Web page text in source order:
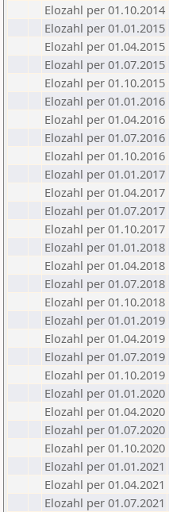
Elozahl per 01.10.2014
Elozahl per 01.01.2015
Elozahl per 01.04.2015
Elozahl per 01.07.2015
Elozahl per 01.10.2015
Elozahl per 01.01.2016
Elozahl per 01.04.2016
Elozahl per 01.07.2016
Elozahl per 01.10.2016
Elozahl per 01.01.2017
Elozahl per 01.04.2017
Elozahl per 01.07.2017
Elozahl per 01.10.2017
Elozahl per 01.01.2018
Elozahl per 01.04.2018
Elozahl per 01.07.2018
Elozahl per 01.10.2018
Elozahl per 01.01.2019
Elozahl per 01.04.2019
Elozahl per 01.07.2019
Elozahl per 01.10.2019
Elozahl per 01.01.2020
Elozahl per 01.04.2020
Elozahl per 01.07.2020
Elozahl per 01.10.2020
Elozahl per 01.01.2021
Elozahl per 01.04.2021
Elozahl per 01.07.2021